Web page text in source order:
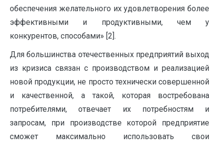
обеспечения желательного их удовлетворения более
эффективными и продуктивными, чем у
конкурентов, способами» [2].
Для большинства отечественных предприятий выход
из кризиса связан с производством и реализацией
новой продукции, не просто технически совершенной
и качественной, а такой, которая востребована
потребителями, отвечает их потребностям и
запросам, при производстве которой предприятие
сможет максимально использовать свои